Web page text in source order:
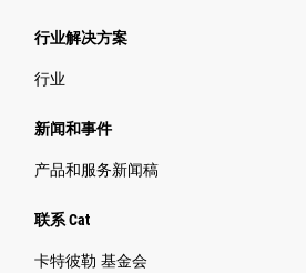
行业解决方案
行业
新闻和事件
产品和服务新闻稿
联系 Cat
卡特彼勒 基金会